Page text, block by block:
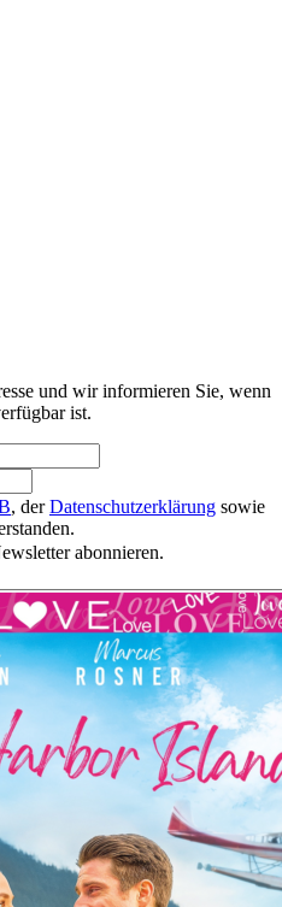
und wir informieren Sie, wenn
ist.
, derDatenschutzerklärung sowie
abonnieren.